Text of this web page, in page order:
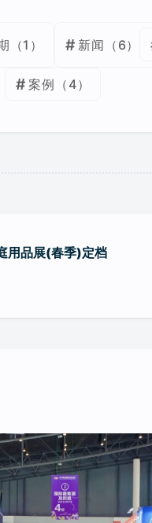
（1） 新闻 （6）
案例 （4）
用品展(春季)定档